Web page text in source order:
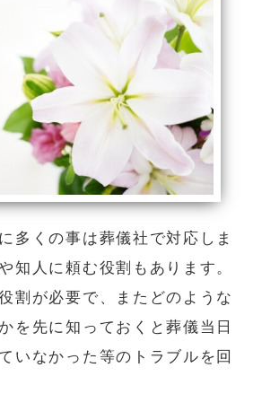
多くの事は葬儀社で対応しま
知人に頼む役割もあります。
割が必要で、またどのような
を先に知っておくと葬儀当日
いなかった等のトラブルを回